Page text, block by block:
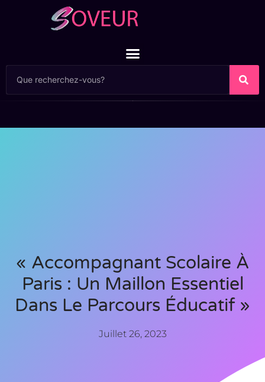
« Accompagnant Scolaire À
Paris : Un Maillon Essentiel
Dans Le Parcours Éducatif »
Juillet 26, 2023